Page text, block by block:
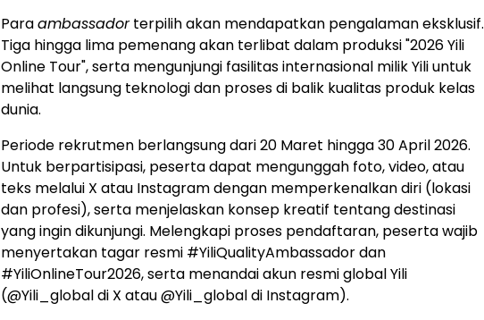
Paraambassadorterpilih akan mendapatkan pengalaman eksklusif.
Tiga hingga lima pemenang akan terlibat dalam produksi "2026 Yili
Online Tour", serta mengunjungi fasilitas internasional milik Yili untuk
melihat langsung teknologi dan proses di balik kualitas produk kelas
dunia.
Periode rekrutmen berlangsung dari 20 Maret hingga 30 April 2026.
Untuk berpartisipasi, peserta dapat mengunggah foto, video, atau
teks melalui X atau Instagram dengan memperkenalkan diri (lokasi
dan profesi), serta menjelaskan konsep kreatif tentang destinasi
yang ingin dikunjungi. Melengkapi proses pendaftaran, peserta wajib
menyertakan tagar resmi #YiliQualityAmbassador dan
#YiliOnlineTour2026, serta menandai akun resmi global Yili
(@Yili_global di X atau @Yili_global di Instagram).